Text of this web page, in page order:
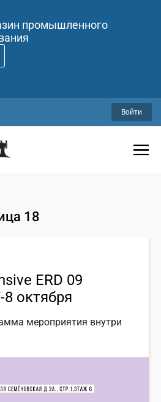
промышленного
Войти
18
ERD 09
8 октября
мероприятия внутри